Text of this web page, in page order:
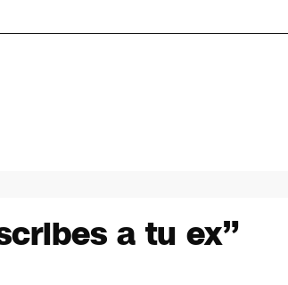
a tu ex”